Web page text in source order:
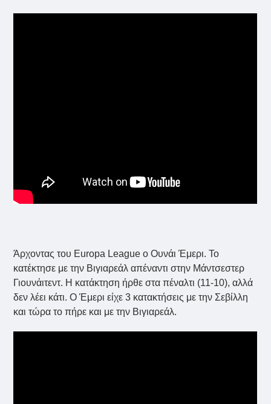
Άρχοντας του Europa League ο Ουνάι Έμερι. Το
κατέκτησε με την Βιγιαρεάλ απέναντι στην Μάντσεστερ
Γιουνάιτεντ. Η κατάκτηση ήρθε στα πέναλτι (11-10), αλλά
δεν λέει κάτι. Ο Έμερι είχε 3 κατακτήσεις με την Σεβίλλη
και τώρα το πήρε και με την Βιγιαρεάλ.